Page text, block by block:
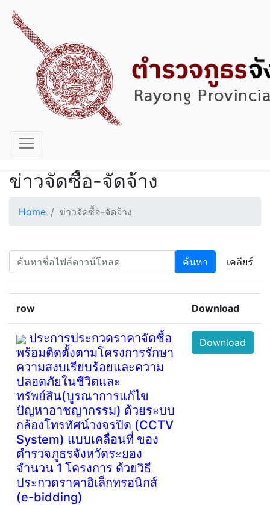
ข่าวจัดซื้อ-จัดจ้าง
Home ข่าวจัดซื้อ-จัดจ้าง
ค้นหา เคลียร์
row Download
ประการประกวดราคาจัดซื้อ
พร้อมติดตั้งตามโครงการรักษา
ความสงบเรียบร้อยและความ
ปลอดภัยในชีวิตและ
ทรัพย์สิน(บูรณาการแก้ไข
ปัญหาอาชญากรรม) ด้วยระบบ
กล้องโทรทัศน์วงจรปิด (CCTV
System) แบบเคลื่อนที่ ของ
ตำรวจภูธรจังหวัดระยอง
จำนวน 1 โครงการ ด้วยวิธี
ประกวดราคาอิเล็กทรอนิกส์
(e-bidding)
Download